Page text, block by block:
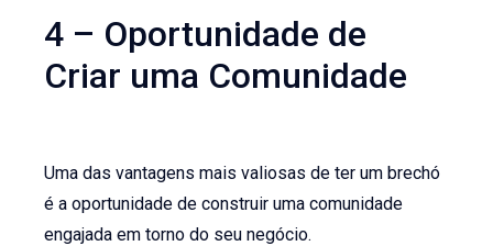
4 – Oportunidade de
Criar uma Comunidade
Uma das vantagens mais valiosas de ter um brechó
é a oportunidade de construir uma comunidade
engajada em torno do seu negócio.